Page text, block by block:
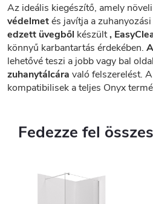
Az ideális kiegészítő, amely növeli
védelmetés javítja a
edzett üvegből készült,
könnyű karbantartás érdekében.
lehetővé teszi a jobb vagy bal
zuhanytálcára való felszerelést.
kompatibilisek a teljes Onyx
Fedezze fel